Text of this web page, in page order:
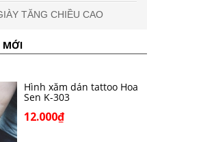
TĂNG CHIỀU CAO
MỚI
Hình xăm dán tattoo Hoa
Sen K-303
12.000₫